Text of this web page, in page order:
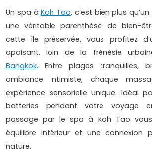
Un spa àKoh Tao, c’est bien plus
une véritable parenthèse de bien-
cette île préservée, vous profitez
apaisant, loin de la frénésie
Bangkok. Entre plages tranquilles,
ambiance intimiste, chaque
expérience sensorielle unique. Idéal
batteries pendant votre voyage
passage par le spa à Koh Tao
équilibre intérieur et une connexion
nature.